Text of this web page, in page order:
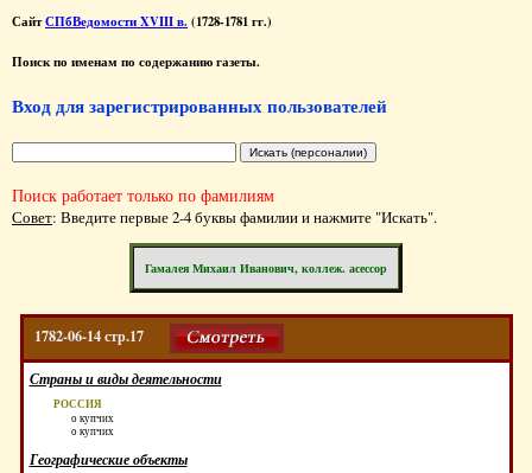
СайтСПбВедомости XVIII в. (1728-1781 гг.)
Поиск по именам по содержанию газеты.
Вход для зарегистрированных пользователей
Поиск работает только по фамилиям
Совет: Введите первые 2-4 буквы фамилии и нажмите "Искать".
Гамалея Михаил Иванович, коллеж. асессор
1782-06-14 стр.17
Страны и виды деятельности
РОССИЯ
о купчих
о купчих
Географические объекты